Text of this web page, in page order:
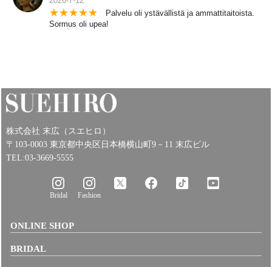
★★★★★ Palvelu oli ystävällistä ja ammattitaitoista.
Sormus oli upea!
株式会社 末広（スエヒロ）
〒103-0003 東京都中央区日本橋横山町9－11 末広ビル
TEL:03-3669-5555
Bridal Fashion
ONLINE SHOP
BRIDAL